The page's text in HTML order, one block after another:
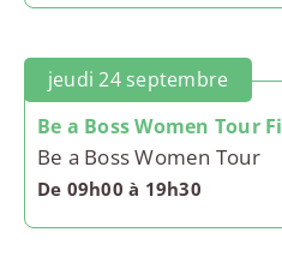
jeudi 24 septembre
Be a Boss Women Tour
Be a Boss Women Tour
De 09h00 à 19h30